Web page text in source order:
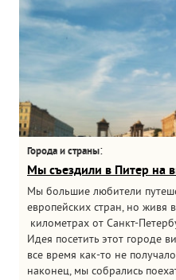
Города и страны:
Мы съездили в Питер на
Мы большие любители
европейских стран, но живя
километрах от Санкт-
Идея посетить этот городе
все время как-то не
наконец, мы собрались